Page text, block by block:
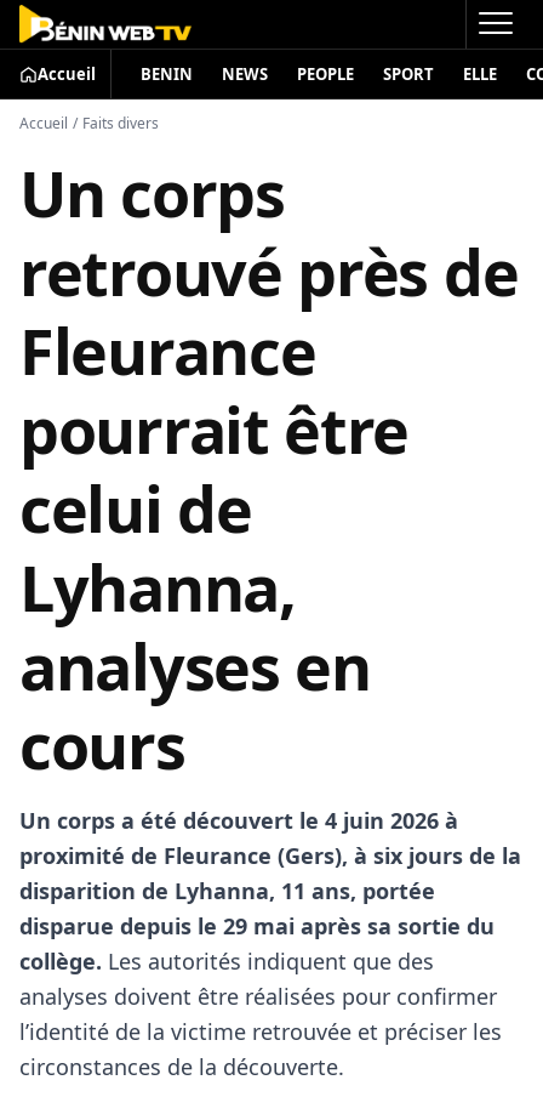
Accueil BENIN NEWS PEOPLE SPORT ELLE
Accueil / Faits divers
Un corps
retrouvé près de
Fleurance
pourrait être
celui de
Lyhanna,
analyses en
cours
Un corps a été découvert le 4 juin 2026 à
proximité de Fleurance (Gers), à six jours de la
disparition de Lyhanna, 11 ans, portée
disparue depuis le 29 mai après sa sortie du
collège. Les autorités indiquent que des
analyses doivent être réalisées pour confirmer
l’identité de la victime retrouvée et préciser les
circonstances de la découverte.